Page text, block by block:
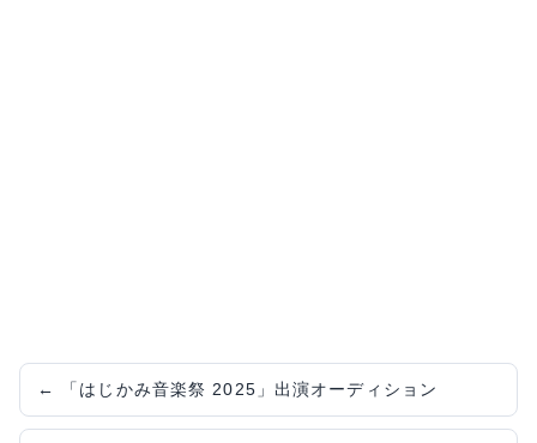
← 「はじかみ音楽祭 2025」出演オーディション